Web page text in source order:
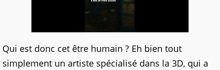
Qui est donc cet être humain ? Eh bien tout
simplement un artiste spécialisé dans la 3D, qui a